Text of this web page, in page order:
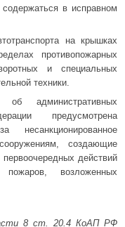
в исправном
на крышках
противопожарных
и специальных
техники.
административных
предусмотрена
несанкционированное
создающие
действий
возложенных
8 ст. 20.4 КоАП РФ